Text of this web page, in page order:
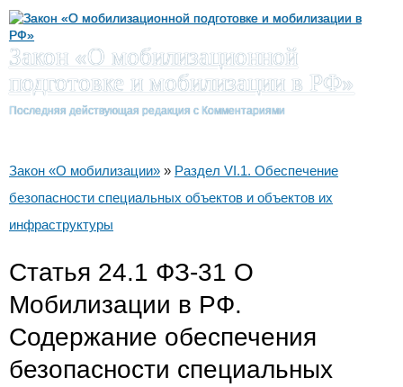
Закон «О мобилизационной
подготовке и мобилизации в РФ»
Последняя действующая редакция с Комментариями
Вы здесь
Закон «О мобилизации» » Раздел VI.1. Обеспечение
безопасности специальных объектов и объектов их
инфраструктуры
Статья 24.1 ФЗ-31 О
Мобилизации в РФ.
Содержание обеспечения
безопасности специальных